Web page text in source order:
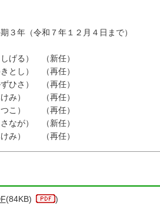
年（令和７年１２月４日まで）
る） （新任）
し） （再任）
さ） （再任）
み） （再任）
こ） （再任）
が） （新任）
み） （再任）
(84KB) )